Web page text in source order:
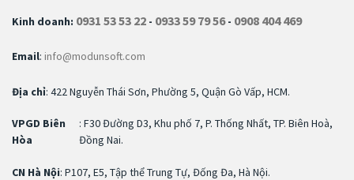
Kinh doanh: 0931 53 53 22 - 0933 59 79 56- 0908 404 469
Email: info@modunsoft.com
Địa chỉ: 422 Nguyễn Thái Sơn, Phường 5, Quận Gò Vấp, HCM.
VPGD Biên
Hòa
: F30 Đường D3, Khu phố 7, P. Thống Nhất, TP. Biên Hoà,
Đồng Nai.
CN Hà Nội: P107, E5, Tập thể Trung Tự, Đống Đa, Hà Nội.